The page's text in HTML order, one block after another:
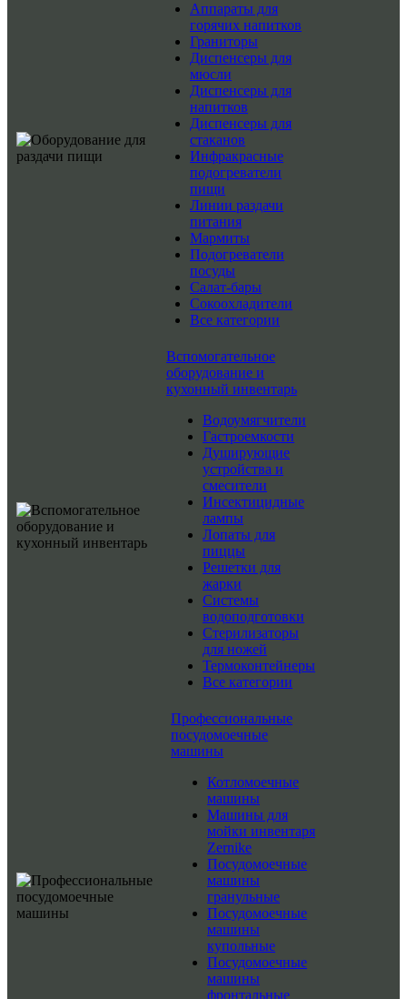
Аппараты для
горячих напитков
Граниторы
Диспенсеры для
мюсли
Диспенсеры для
напитков
Диспенсеры для
стаканов
Инфракрасные
подогреватели
пищи
Линии раздачи
питания
Мармиты
Подогреватели
посуды
Салат-бары
Сокоохладители
Все категории
Вспомогательное
оборудование и
кухонный инвентарь
Водоумягчители
Гастроемкости
Душирующие
устройства и
смесители
Инсектицидные
лампы
Лопаты для
пиццы
Решетки для
жарки
Системы
водоподготовки
Стерилизаторы
для ножей
Термоконтейнеры
Все категории
Профессиональные
посудомоечные
машины
Котломоечные
машины
Машины для
мойки инвентаря
Zernike
Посудомоечные
машины
гранульные
Посудомоечные
машины
купольные
Посудомоечные
машины
фронтальные